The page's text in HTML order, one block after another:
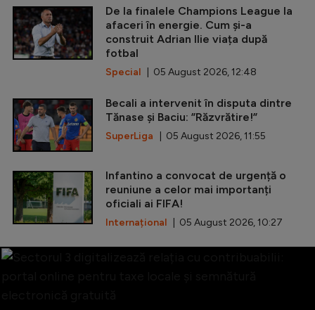
De la finalele Champions League la
afaceri în energie. Cum și-a
construit Adrian Ilie viața după
fotbal
Special | 05 August 2026, 12:48
Becali a intervenit în disputa dintre
Tănase și Baciu: ”Răzvrătire!”
SuperLiga | 05 August 2026, 11:55
Infantino a convocat de urgență o
reuniune a celor mai importanți
oficiali ai FIFA!
Internațional | 05 August 2026, 10:27